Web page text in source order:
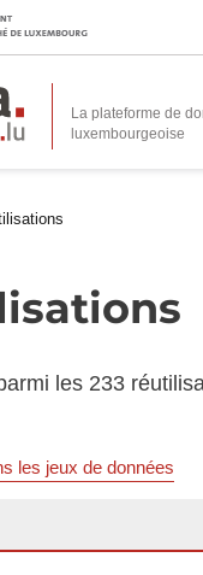
La plateforme de
les 233
les jeux de données